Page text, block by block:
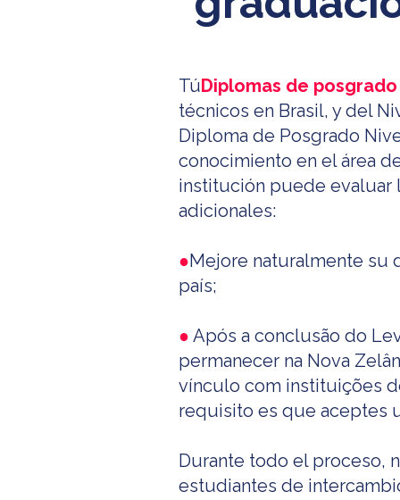
TúDiplomas de posgrado
técnicos en Brasil, y del
Diploma de Posgrado
conocimiento en el área
institución puede evaluar
adicionales:
●Mejore naturalmente su
país;
● Após a conclusão do
permanecer na Nova
vínculo com instituições
requisito es que aceptes
Durante todo el proceso,
estudiantes de